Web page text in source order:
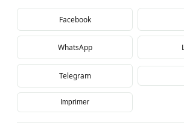
Facebook
WhatsApp
Telegram
Imprimer